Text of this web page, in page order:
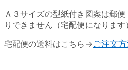
Ａ３サイズの型紙付き図案は郵
りできません（宅配便になります
宅配便の送料はこちら→ご注文